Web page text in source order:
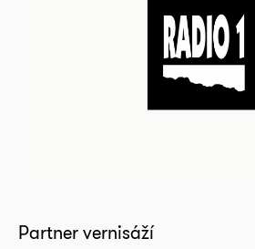
Partner vernisáží